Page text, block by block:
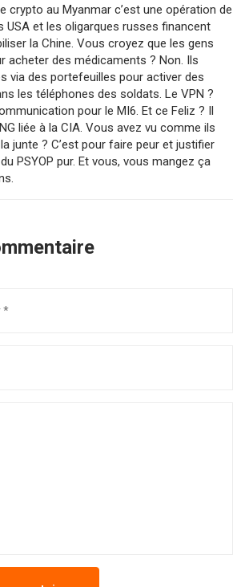
crypto au Myanmar c’est une opération de
USA et les oligarques russes financent
la Chine. Vous croyez que les gens
acheter des médicaments ? Non. Ils
via des portefeuilles pour activer des
les téléphones des soldats. Le VPN ?
pour le MI6. Et ce Feliz ? Il
liée à la CIA. Vous avez vu comme ils
junte ? C’est pour faire peur et justifier
du PSYOP pur. Et vous, vous mangez ça